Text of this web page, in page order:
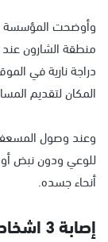
دراجة نارية في
المكان لتقديم
وعند وصول
للوعي ودون نبض
أنحاء جسده.
إصابة 3 اشخاص بينهم شاب بحالة حرجة